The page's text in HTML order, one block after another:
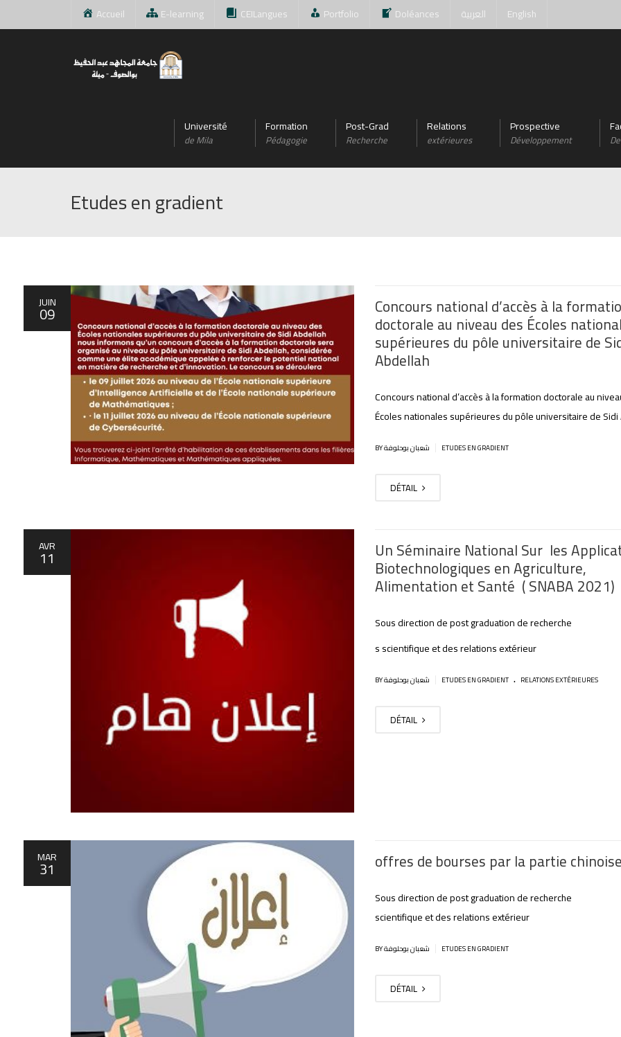
Accueil E-learning CEILangues Portfolio Doléances العربية English
Université
de Mila
Formation
Pédagogie
Post-Grad
Recherche
Relations
extérieures
Prospective
Développement
Etudes en gradient
JUIN
09 Concours national d’accès à la
doctorale au niveau des Écoles
supérieures du pôle universitaire de
Abdellah
Concours national d’accès à la formation doctorale au
Écoles nationales supérieures du pôle universitaire de Sidi
ETUDES EN GRADIENT
DÉTAIL
AVR
11 Un Séminaire National Sur les
Biotechnologiques en Agriculture,
Alimentation et Santé ( SNABA 2021)
Sous direction de post graduation de recherche
s scientifique et des relations extérieur
ETUDES EN GRADIENT . RELATIONS EXTÉRIEURES
DÉTAIL
MAR
31 offres de bourses par la partie chinoise
Sous direction de post graduation de recherche
scientifique et des relations extérieur
ETUDES EN GRADIENT
DÉTAIL